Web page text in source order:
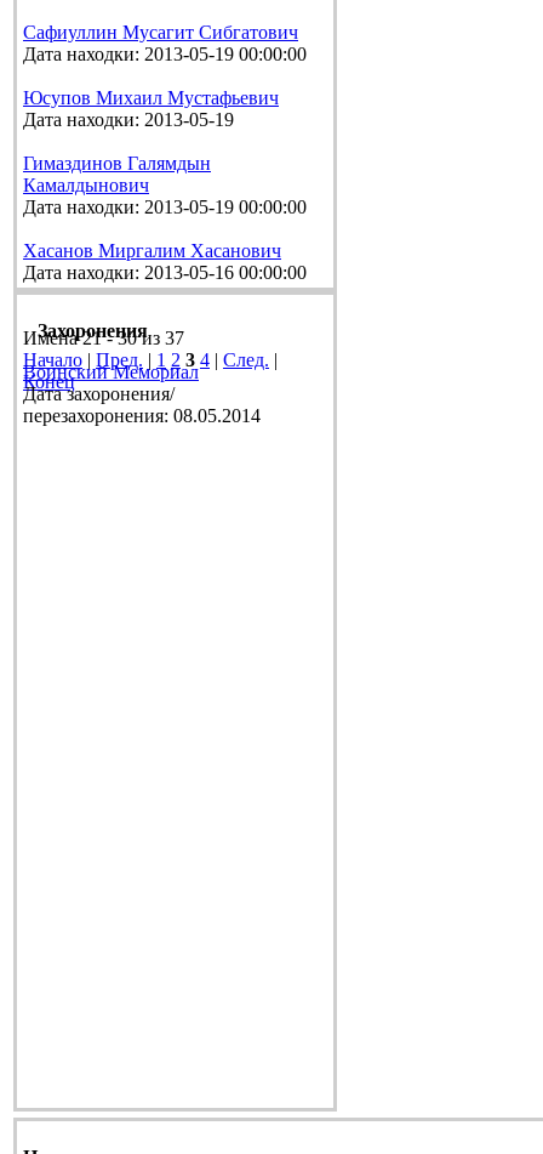
Сафиуллин Мусагит Сибгатович
Дата находки: 2013-05-19 00:00:00
Юсупов Михаил Мустафьевич
Дата находки: 2013-05-19
Гимаздинов Галямдын
Камалдынович
Дата находки: 2013-05-19 00:00:00
Хасанов Миргалим Хасанович
Дата находки: 2013-05-16 00:00:00
Имена 21 - 30 из 37
Начало | Пред. | 1 2 3 4 | След. |
Конец
Захоронения
Воинский Мемориал
Дата захоронения/
перезахоронения: 08.05.2014